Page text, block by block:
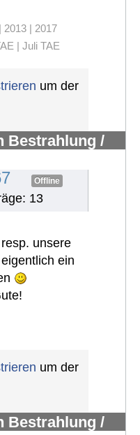
2013 | 2017
| Juli TAE
um der
Bestrahlung /
Offline
13
unsere
ein
um der
Bestrahlung /